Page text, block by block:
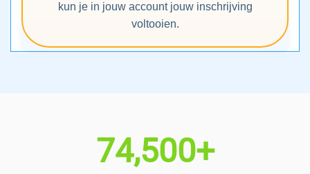
kun je in jouw account jouw inschrijving
voltooien.
74,500+